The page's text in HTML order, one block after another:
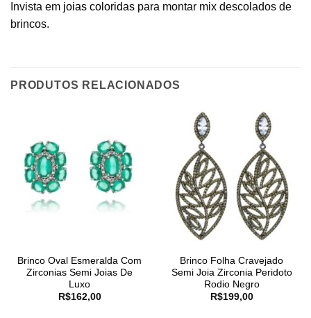
Invista em joias coloridas para montar mix descolados de
brincos.
PRODUTOS RELACIONADOS
Brinco Oval Esmeralda Com
Zirconias Semi Joias De
Luxo
R$162,00
Brinco Folha Cravejado
Semi Joia Zirconia Peridoto
Rodio Negro
R$199,00